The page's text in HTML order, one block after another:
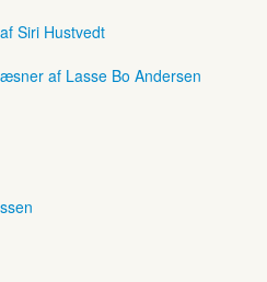
Siri Hustvedt
af Lasse Bo Andersen